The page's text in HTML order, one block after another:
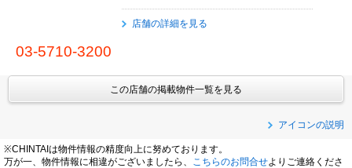
店舗の詳細を見る
03-5710-3200
この店舗の掲載物件一覧を見る
アイコンの説明
※CHINTAIは物件情報の精度向上に努めております。
万が一、物件情報に相違がございましたら、
こちらのお問合せよりご連絡くださ